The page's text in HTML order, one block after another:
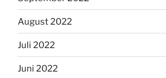
August 2022
Juli 2022
Juni 2022